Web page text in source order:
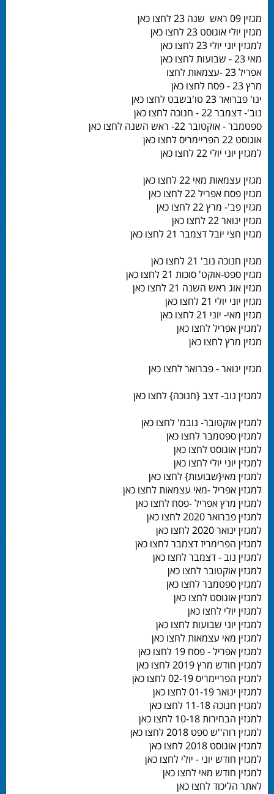
מגזין 09 ראש שנה 23 לחצו כאן
מגזין יולי אוגוסט 23 לחצו כאן
למגזין יוני יולי 23 לחצו כאן
מאי 23 - שבועות לחצו כאן
אפריל 23 -עצמאות לחצו
מרץ 23 - פסח לחצו כאן
ינו' פברואר 23 טו'בשבט לחצו כאן
נוב'- דצמבר 22 - חנוכה לחצו כאן
ספטמבר - אוקטובר 22- ראש השנה לחצו כאן
אוגוסט 22 הפריימריס לחצו כאן
למגזין יוני יולי 22 לחצו כאן
מגזין עצמאות מאי 22 לחצו כאן
מגזין פסח אפריל 22 לחצו כאן
מגזין פב'- מרץ 22 לחצו כאן
מגזין ינואר 22 לחצו כאן
מגזין חצי יובל דצמבר 21 לחצו כאן
מגזין חנוכה נוב' 21 לחצו כאן
מגזין ספט-אוקט' סוכות 21 לחצו כאן
מגזין אוג ראש השנה 21 לחצו כאן
מגזין יוני יולי 21 לחצו כאן
מגזין מאי- יוני 21 לחצו כאן
למגזין אפריל לחצו כאן
מגזין מרץ לחצו כאן
מגזין ינואר - פברואר לחצו כאן
למגזין נוב- דצב {חנוכה} לחצו כאן
למגזין אוקטובר- נובמ' לחצו כאן
למגזין ספטמבר לחצו כאן
למגזין אוגוסט לחצו כאן
למגזין יוני יולי לחצו כאן
למגזין מאי{שבועות} לחצו כאן
למגזין אפריל -מאי עצמאות לחצו כאן
למגזין מרץ אפריל -פסח לחצו כאן
למגזין פברואר 2020 לחצו כאן
למגזין ינואר 2020 לחצו כאן
למגזין הפרימריז דצמבר לחצו כאן
למגזין נוב - דצמבר לחצו כאן
למגזין אוקטובר לחצו כאן
למגזין ספטמבר לחצו כאן
למגזין אוגוסט לחצו כאן
למגזין יולי לחצו כאן
למגזין יוני שבועות לחצו כאן
למגזין מאי עצמאות לחצו כאן
למגזין אפריל - פסח 19 לחצו כאן
למגזין חודש מרץ 2019 לחצו כאן
למגזין הפריימריס 02-19 לחצו כאן
למגזין ינואר 01-19 לחצו כאן
למגזין חנוכה 11-18 לחצו כאן
למגזין הבחירות 10-18 לחצו כאן
למגזין רוה''ש ספט 2018 לחצו כאן
למגזין אוגוסט 2018 לחצו כאן
למגזין חודש יוני - יולי לחצו כאן
למגזין חודש מאי לחצו כאן
לאתר הליכוד לחצו כאן